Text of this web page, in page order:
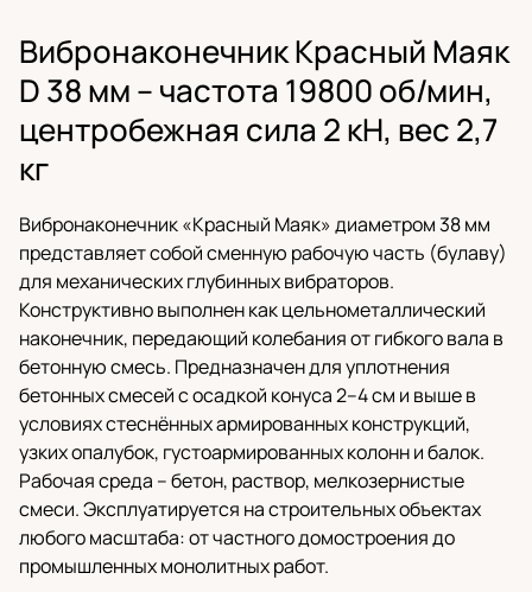
Вибронаконечник Красный Маяк
D 38 мм – частота 19800 об/мин,
центробежная сила 2 кН, вес 2,7
кг
Вибронаконечник «Красный Маяк» диаметром 38 мм
представляет собой сменную рабочую часть (булаву)
для механических глубинных вибраторов.
Конструктивно выполнен как цельнометаллический
наконечник, передающий колебания от гибкого вала в
бетонную смесь. Предназначен для уплотнения
бетонных смесей с осадкой конуса 2–4 см и выше в
условиях стеснённых армированных конструкций,
узких опалубок, густоармированных колонн и балок.
Рабочая среда – бетон, раствор, мелкозернистые
смеси. Эксплуатируется на строительных объектах
любого масштаба: от частного домостроения до
промышленных монолитных работ.